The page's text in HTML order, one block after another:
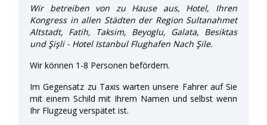
Wir betreiben von zu Hause aus, Hotel, Ihren
Kongress in allen Städten der Region Sultanahmet
Altstadt, Fatih, Taksim, Beyoglu, Galata, Besiktas
und Şişli - Hotel Istanbul Flughafen Nach Şile.
Wir können 1-8 Personen befördern.
Im Gegensatz zu Taxis warten unsere Fahrer auf Sie
mit einem Schild mit Ihrem Namen und selbst wenn
Ihr Flugzeug verspätet ist.